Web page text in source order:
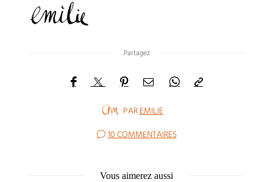
Partagez
PAREMILIE
10 COMMENTAIRES
Vous aimerez aussi